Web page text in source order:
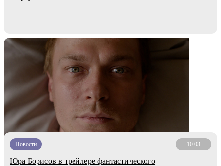
Новости 10.03
Юра Борисов в трейлере фантастического